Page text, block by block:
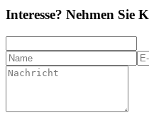
Interesse? Nehmen Sie